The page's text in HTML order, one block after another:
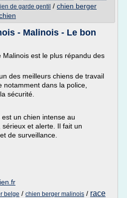
de garde gentil / chien berger
- Malinois - Le bon
Malinois est le plus répandu des
des meilleurs chiens de travail
dans la police,
sécurité.
un chien intense au
et alerte. Il fait un
de surveillance.
belge / chien berger malinois / race